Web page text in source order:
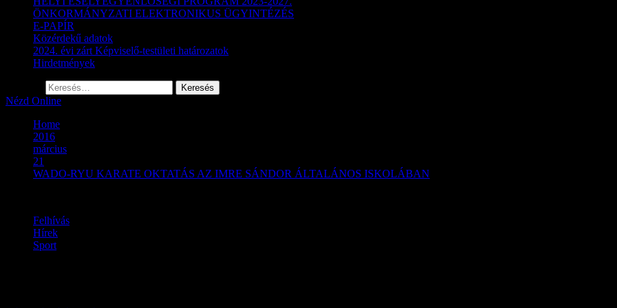
ÖNKORMÁNYZATI ELEKTRONIKUS ÜGYINTÉZÉS
E-PAPÍR
Közérdekű adatok
2024. évi zárt Képviselő-testületi határozatok
Hirdetmények
Nézd Online
Home
2016
március
21
WADO-RYU KARATE OKTATÁS AZ IMRE SÁNDOR ÁLTALÁNOS ISKOLÁBAN
Felhívás
Hírek
Sport